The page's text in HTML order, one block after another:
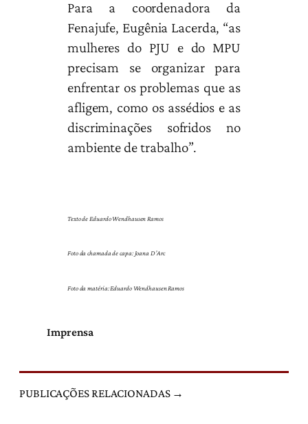
Para a coordenadora da
Fenajufe, Eugênia Lacerda, “as
mulheres do PJU e do MPU
precisam se organizar para
enfrentar os problemas que as
afligem, como os assédios e as
discriminações sofridos no
ambiente de trabalho”.
Texto de Eduardo Wendhausen Ramos
Foto da chamada de capa: Joana D’Arc
Foto da matéria: Eduardo Wendhausen Ramos
Imprensa
PUBLICAÇÕES RELACIONADAS →